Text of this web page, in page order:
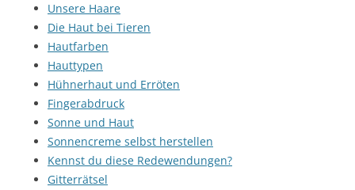
Unsere Haare
Die Haut bei Tieren
Hautfarben
Hauttypen
Hühnerhaut und Erröten
Fingerabdruck
Sonne und Haut
Sonnencreme selbst herstellen
Kennst du diese Redewendungen?
Gitterrätsel